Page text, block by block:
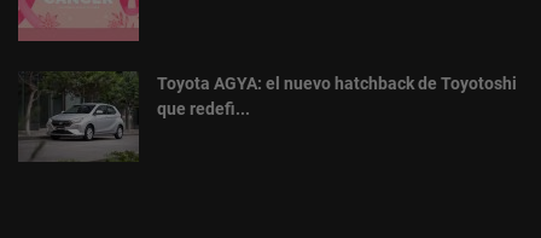
Toyota AGYA: el nuevo hatchback de Toyotoshi
que redefi...